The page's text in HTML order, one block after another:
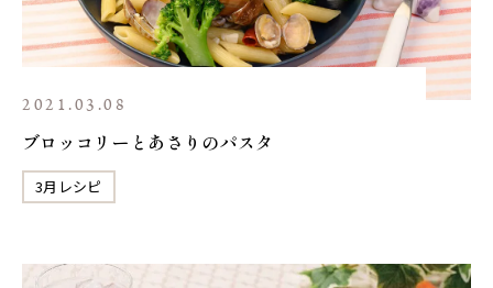
2021.03.08
ブロッコリーとあさりのパスタ
3月レシピ